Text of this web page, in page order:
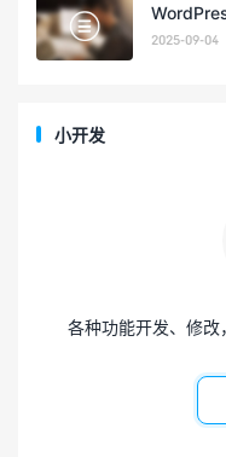
2025-09-04
小开发
各种功能开发、修